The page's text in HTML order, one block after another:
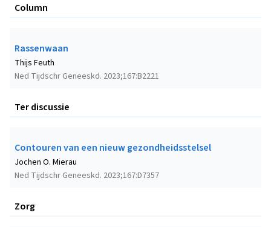
Column
Rassenwaan
Ned Tijdschr Geneeskd. 2023;167:B2221
Thijs Feuth
Ter discussie
Contouren van een nieuw gezondheidsstelsel
Ned Tijdschr Geneeskd. 2023;167:D7357
Jochen O. Mierau
Zorg